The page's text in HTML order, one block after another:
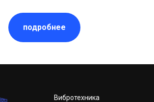
подробнее
Вибротехника